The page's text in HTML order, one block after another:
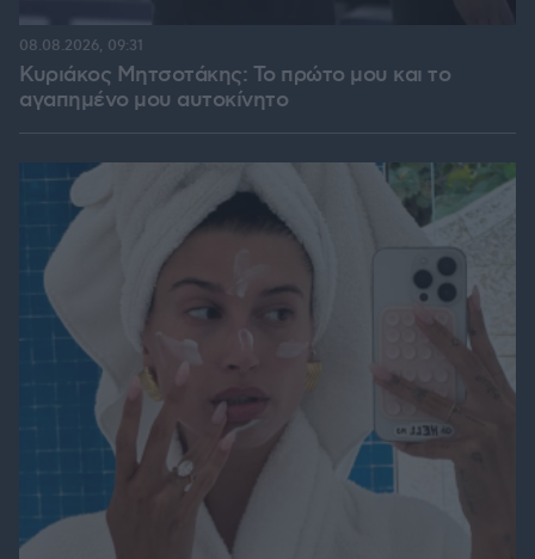
Κυριάκος Μητσοτάκης: Το πρώτο μου και το
αγαπημένο μου αυτοκίνητο
08.08.2026, 09:31